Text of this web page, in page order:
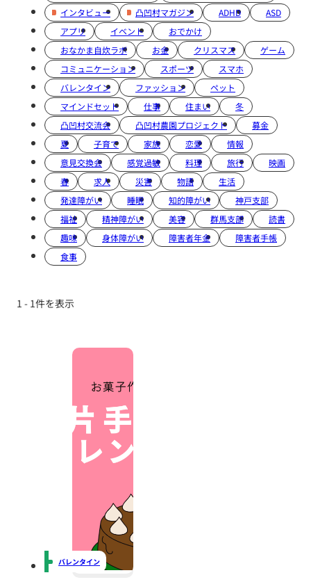
インタビュー
凸凹村マガジン ADHD
ASD
アプリ
イベント
おでかけ
おなかま自炊ラボ
お金 クリスマス
ゲーム
コミュニケーション
スポーツ
スマホ
バレンタイン
ファッション
ペット
マインドセット
仕事 住まい
冬
凸凹村交流会
凸凹村農園プロジェクト
募金
夏
子育て 家族 恋愛
情報
意見交換会
感覚過敏 料理 旅行
映画
春
求人 災害 物語
生活
発達障がい
睡眠 知的障がい
神戸支部
福祉
精神障がい 美容 群馬支部
読書
趣味
身体障がい 障害者年金
障害者手帳
食事
1 - 1件を表示
バレンタイン